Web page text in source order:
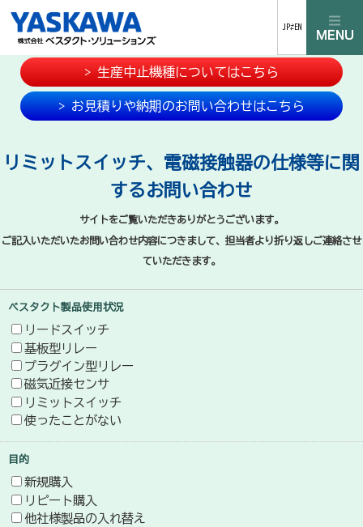
JP⇄EN
> 生産中止機種についてはこちら
> お見積りや納期のお問い合わせはこちら
リミットスイッチ、電磁接触器の仕様等に関
するお問い合わせ
サイトをご覧いただきありがとうございます。
ご記入いただいたお問い合わせ内容につきまして、担当者より折り返しご連絡させ
ていただきます。
ベスタクト製品使用状況
リードスイッチ
基板型リレー
プラグイン型リレー
磁気近接センサ
リミットスイッチ
使ったことがない
目的
新規購入
リピート購入
他社様製品の入れ替え